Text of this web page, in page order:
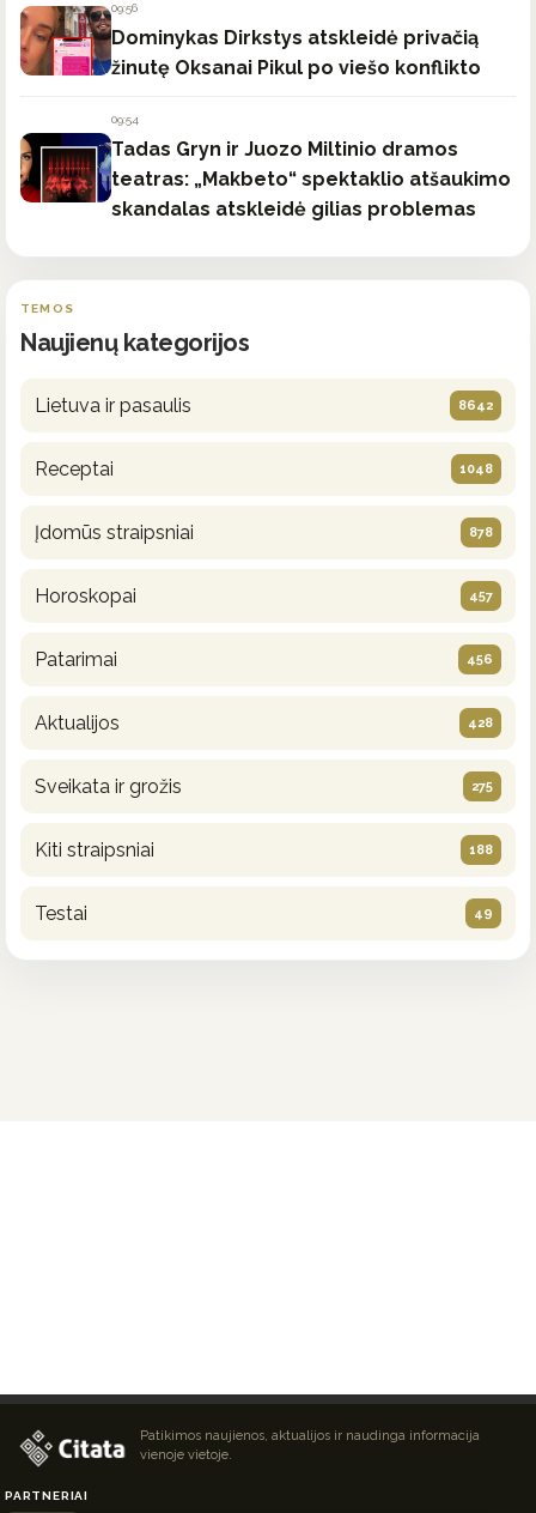
09:56
Dominykas Dirkstys atskleidė privačią
žinutę Oksanai Pikul po viešo konflikto
09:54
Tadas Gryn ir Juozo Miltinio dramos
teatras: „Makbeto“ spektaklio atšaukimo
skandalas atskleidė gilias problemas
TEMOS
Naujienų kategorijos
Lietuva ir pasaulis 8642
Receptai 1048
Įdomūs straipsniai 878
Horoskopai 457
Patarimai 456
Aktualijos 428
Sveikata ir grožis 275
Kiti straipsniai 188
Testai 49
Patikimos naujienos, aktualijos ir naudinga informacija
vienoje vietoje.
PARTNERIAI